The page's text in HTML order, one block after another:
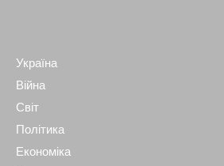
Україна
Війна
Світ
Політика
Економіка